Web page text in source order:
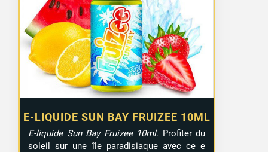
E-LIQUIDE SUN BAY FRUIZEE 10ML
E-liquide Sun Bay Fruizee 10ml. Profiter du
soleil sur une île paradisiaque avec ce e